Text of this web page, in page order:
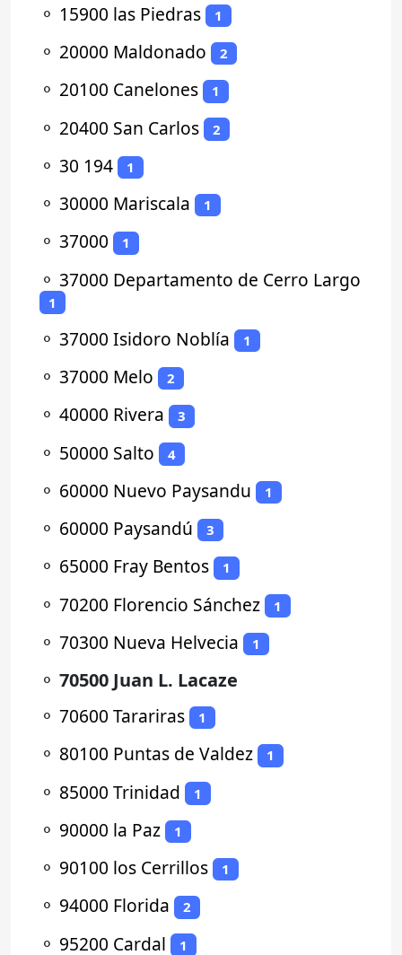
⚬ 15900 las Piedras 1
⚬ 20000 Maldonado 2
⚬ 20100 Canelones 1
⚬ 20400 San Carlos 2
⚬ 30 194 1
⚬ 30000 Mariscala 1
⚬ 37000 1
⚬ 37000 Departamento de Cerro Largo
1
⚬ 37000 Isidoro Noblía 1
⚬ 37000 Melo 2
⚬ 40000 Rivera 3
⚬ 50000 Salto 4
⚬ 60000 Nuevo Paysandu 1
⚬ 60000 Paysandú 3
⚬ 65000 Fray Bentos 1
⚬ 70200 Florencio Sánchez 1
⚬ 70300 Nueva Helvecia 1
⚬ 70500 Juan L. Lacaze
⚬ 70600 Tarariras 1
⚬ 80100 Puntas de Valdez 1
⚬ 85000 Trinidad 1
⚬ 90000 la Paz 1
⚬ 90100 los Cerrillos 1
⚬ 94000 Florida 2
⚬ 95200 Cardal 1